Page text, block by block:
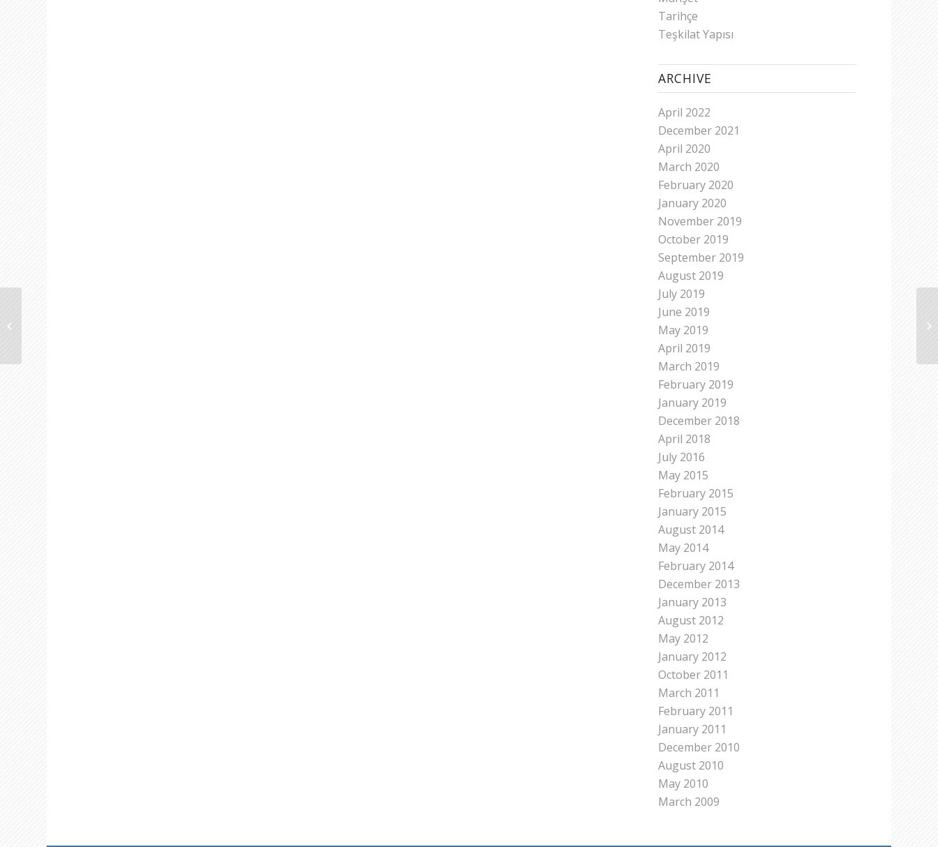
Tarihçe
Teşkilat Yapısı
ARCHIVE
April 2022
December 2021
April 2020
March 2020
February 2020
January 2020
November 2019
October 2019
September 2019
August 2019
July 2019
June 2019
May 2019
April 2019
March 2019
February 2019
January 2019
December 2018
April 2018
July 2016
May 2015
February 2015
January 2015
August 2014
May 2014
February 2014
December 2013
January 2013
August 2012
May 2012
January 2012
October 2011
March 2011
February 2011
January 2011
December 2010
August 2010
May 2010
March 2009